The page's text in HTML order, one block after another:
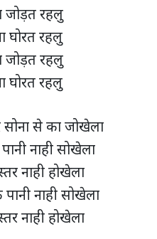
जोड़त रहलु
घोरत रहलु
जोड़त रहलु
घोरत रहलु
सोना से का जोखेला
नाही सोखेला
नाही होखेला
नाही सोखेला
नाही होखेला